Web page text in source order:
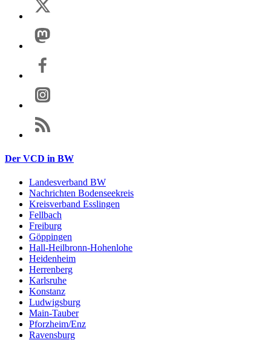
Der VCD in BW
Landesverband BW
Nachrichten Bodenseekreis
Kreisverband Esslingen
Fellbach
Freiburg
Göppingen
Hall-Heilbronn-Hohenlohe
Heidenheim
Herrenberg
Karlsruhe
Konstanz
Ludwigsburg
Main-Tauber
Pforzheim/Enz
Ravensburg